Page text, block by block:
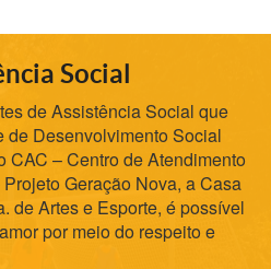
Social
de Assistência Social que
de Desenvolvimento Social
CAC – Centro de Atendimento
Geração Nova, a Casa
de Artes e Esporte, é possível
por meio do respeito e